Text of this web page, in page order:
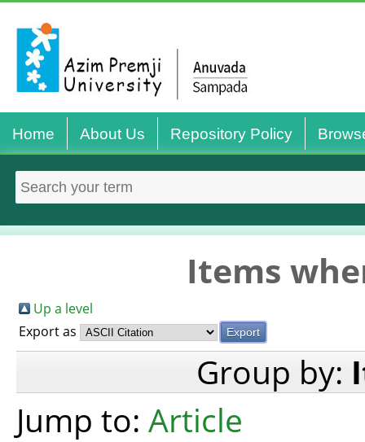
Home About Us Repository Policy
Items
Up a level
Export as
Group by:
Jump to: Article